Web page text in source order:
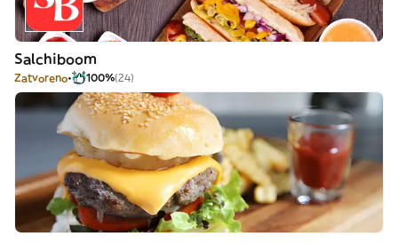
Salchiboom
Zatvoreno 100%(24)